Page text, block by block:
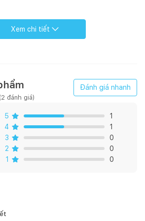
nghệ men Nano Titan, giúp bề mặt chậu
bám bẩn.
Xem chi tiết
(2 đánh giá)
Đánh giá nhanh
5
1
4
1
3
0
2
0
1
0